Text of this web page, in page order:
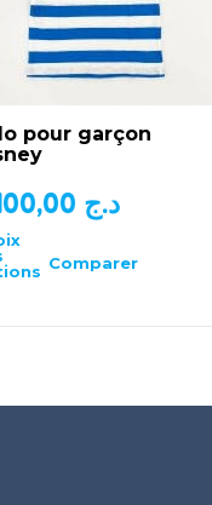
pour garçon
د.ج
Comparer